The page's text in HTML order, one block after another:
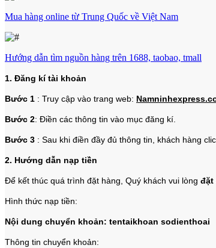
Mua hàng online từ Trung Quốc về Việt Nam
Hướng dẫn tìm nguồn hàng trên 1688, taobao, tmall
1. Đăng kí tài khoản
Bước 1 : Truy cập vào trang web:
Bước 2: Điền các thông tin vào mục đăng kí.
Bước 3 : Sau khi điền đầy đủ thông tin, khách hàng
2. Hướng dẫn nạp tiền
Để kết thúc quá trình đặt hàng, Quý khách vui lòng đặt
Hình thức nạp tiền:
Nội dung chuyển khoản: tentaikhoan sodienthoai
Thông tin chuyển khoản: